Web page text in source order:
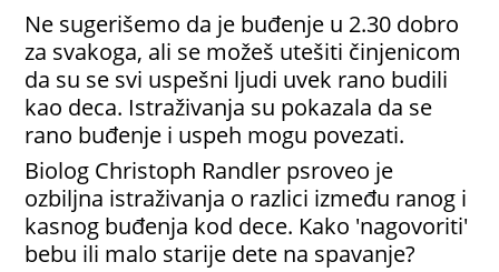
Ne sugerišemo da je buđenje u 2.30 dobro
za svakoga, ali se možeš utešiti činjenicom
da su se svi uspešni ljudi uvek rano budili
kao deca. Istraživanja su pokazala da se
rano buđenje i uspeh mogu povezati.
Biolog Christoph Randler psroveo je
ozbiljna istraživanja o razlici između ranog i
kasnog buđenja kod dece. Kako 'nagovoriti'
bebu ili malo starije dete na spavanje?